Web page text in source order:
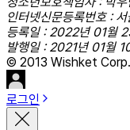
인터넷신문등록번호 :
등록일 : 2022년 01월
발행일 : 2021년 01월
© 2013 Wishket Corp.
로그인